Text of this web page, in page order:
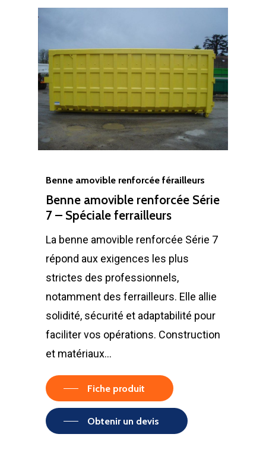
Benne amovible renforcée férailleurs
Benne amovible renforcée Série
7 – Spéciale ferrailleurs
La benne amovible renforcée Série 7
répond aux exigences les plus
strictes des professionnels,
notamment des ferrailleurs. Elle allie
solidité, sécurité et adaptabilité pour
faciliter vos opérations. Construction
et matériaux…
Fiche produit
Obtenir un devis